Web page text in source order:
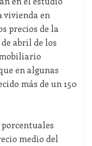
vivienda en
precios de la
abril de los
en algunas
más de un 150
medio del